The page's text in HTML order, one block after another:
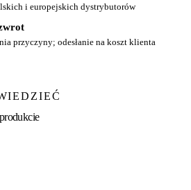
i europejskich dystrybutorów
przyczyny; odesłanie na koszt klienta